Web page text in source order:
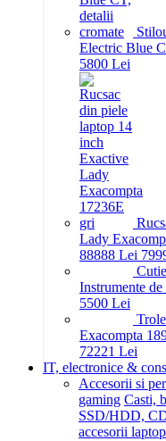
Electric Blue
5800 Lei
Lady
88888 Lei 799
Instrumente
5500 Lei
Exacompta
72221 Lei
IT, electronice &
Accesorii si
gaming Casti,
SSD/HDD,
accesorii